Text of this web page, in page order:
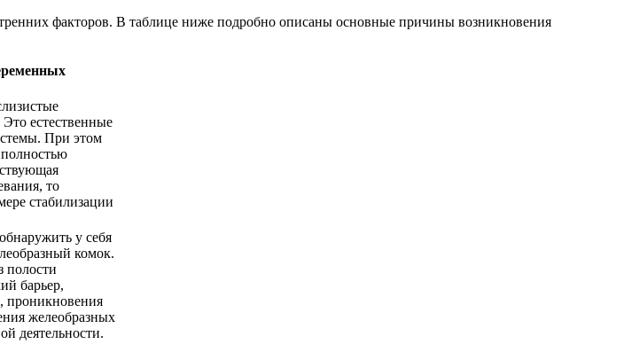
факторов. В таблице ниже подробно описаны основные причины возникновения
естественные
При этом
то
стабилизации
у себя
комок.
полости
барьер,
проникновения
желеобразных
деятельности.